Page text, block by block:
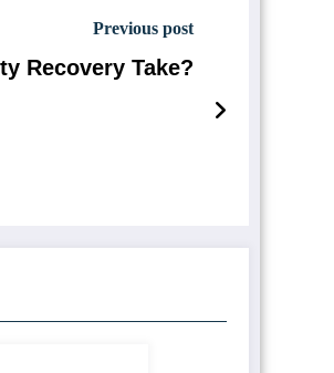
Previous post
Recovery Take?